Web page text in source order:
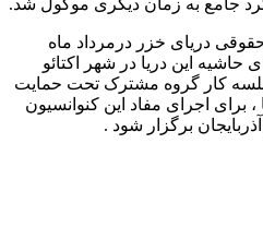
جامع به زمان دیگری موکول شد.
دریای خزر درمرداد ماه
این دریا در شهر اکتائو
کار گروه مشترک تحت حمایت
برای اجرای مفاد این کنوانسیون
برگزار شود .